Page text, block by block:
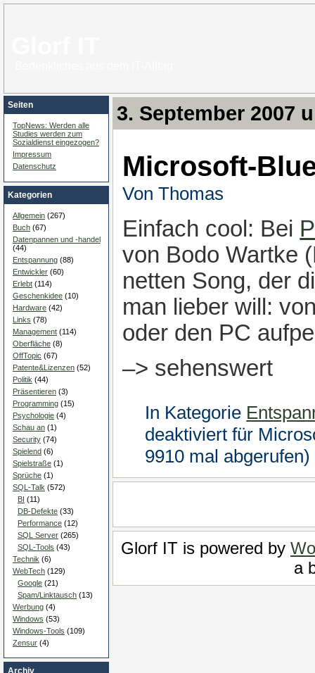
Seiten
TopNews: Werden alle
Studies werden zum
Sozialdienst eingezogen?
Impressum
Datenschutz
Kategorien
Allgemein (267)
Buch (67)
Datenpannen und -handel
(44)
Entspannung (88)
Entwickler (60)
Erlebt (114)
Geschenkidee (10)
Hardware (42)
Links (78)
Management (114)
Oberfläche (8)
OffTopic (67)
Patente&Lizenzen (52)
Politik (44)
Präsentieren (3)
Programming (15)
Psychologie (4)
Schau an (1)
Security (74)
Spielend (6)
Spielstraße (1)
Sprüche (1)
SQL-Talk (572)
BI (11)
DB-Defekte (33)
Performance (12)
SQL Server (265)
SQL-Tools (43)
Technik (6)
WebTech (129)
Google (21)
Spam/Linktausch (13)
Werbung (4)
Windows (53)
Windows-Tools (109)
Zensur (4)
3. September 2007
Microsoft-
Von Thomas
Einfach cool: Bei
von Bodo Wartke
netten Song, der
man lieber will:
oder den PC
–> sehenswert
In Kategorie
deaktiviert für
9910 mal abgerufen)
Glorf IT is powered by
a